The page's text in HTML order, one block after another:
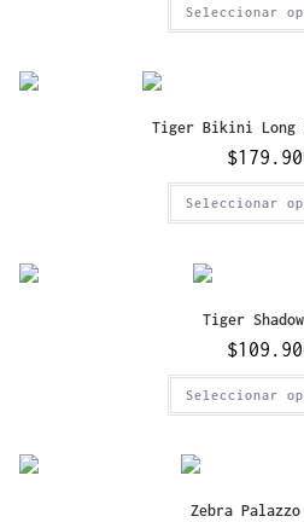
Seleccionar
Tiger Bikini Long
$
Seleccionar
Tiger
$
Seleccionar
Zebra